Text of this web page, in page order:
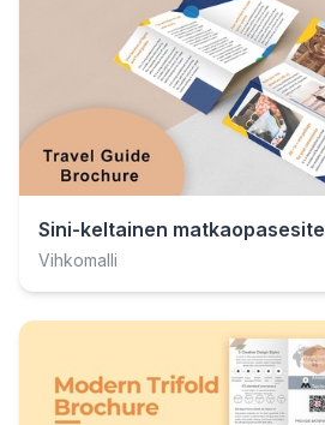
Sini-keltainen matkaopasesite
Vihkomalli